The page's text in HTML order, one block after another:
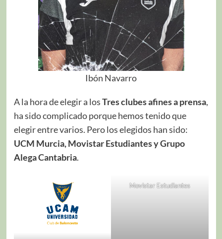
Ibón Navarro
A la hora de elegir a losTres clubes afines a prensa,
ha sido complicado porque hemos tenido que
elegir entre varios. Pero los elegidos han sido:
UCM Murcia, Movistar Estudiantes y Grupo
Alega Cantabria.
Movistar Estudiantes